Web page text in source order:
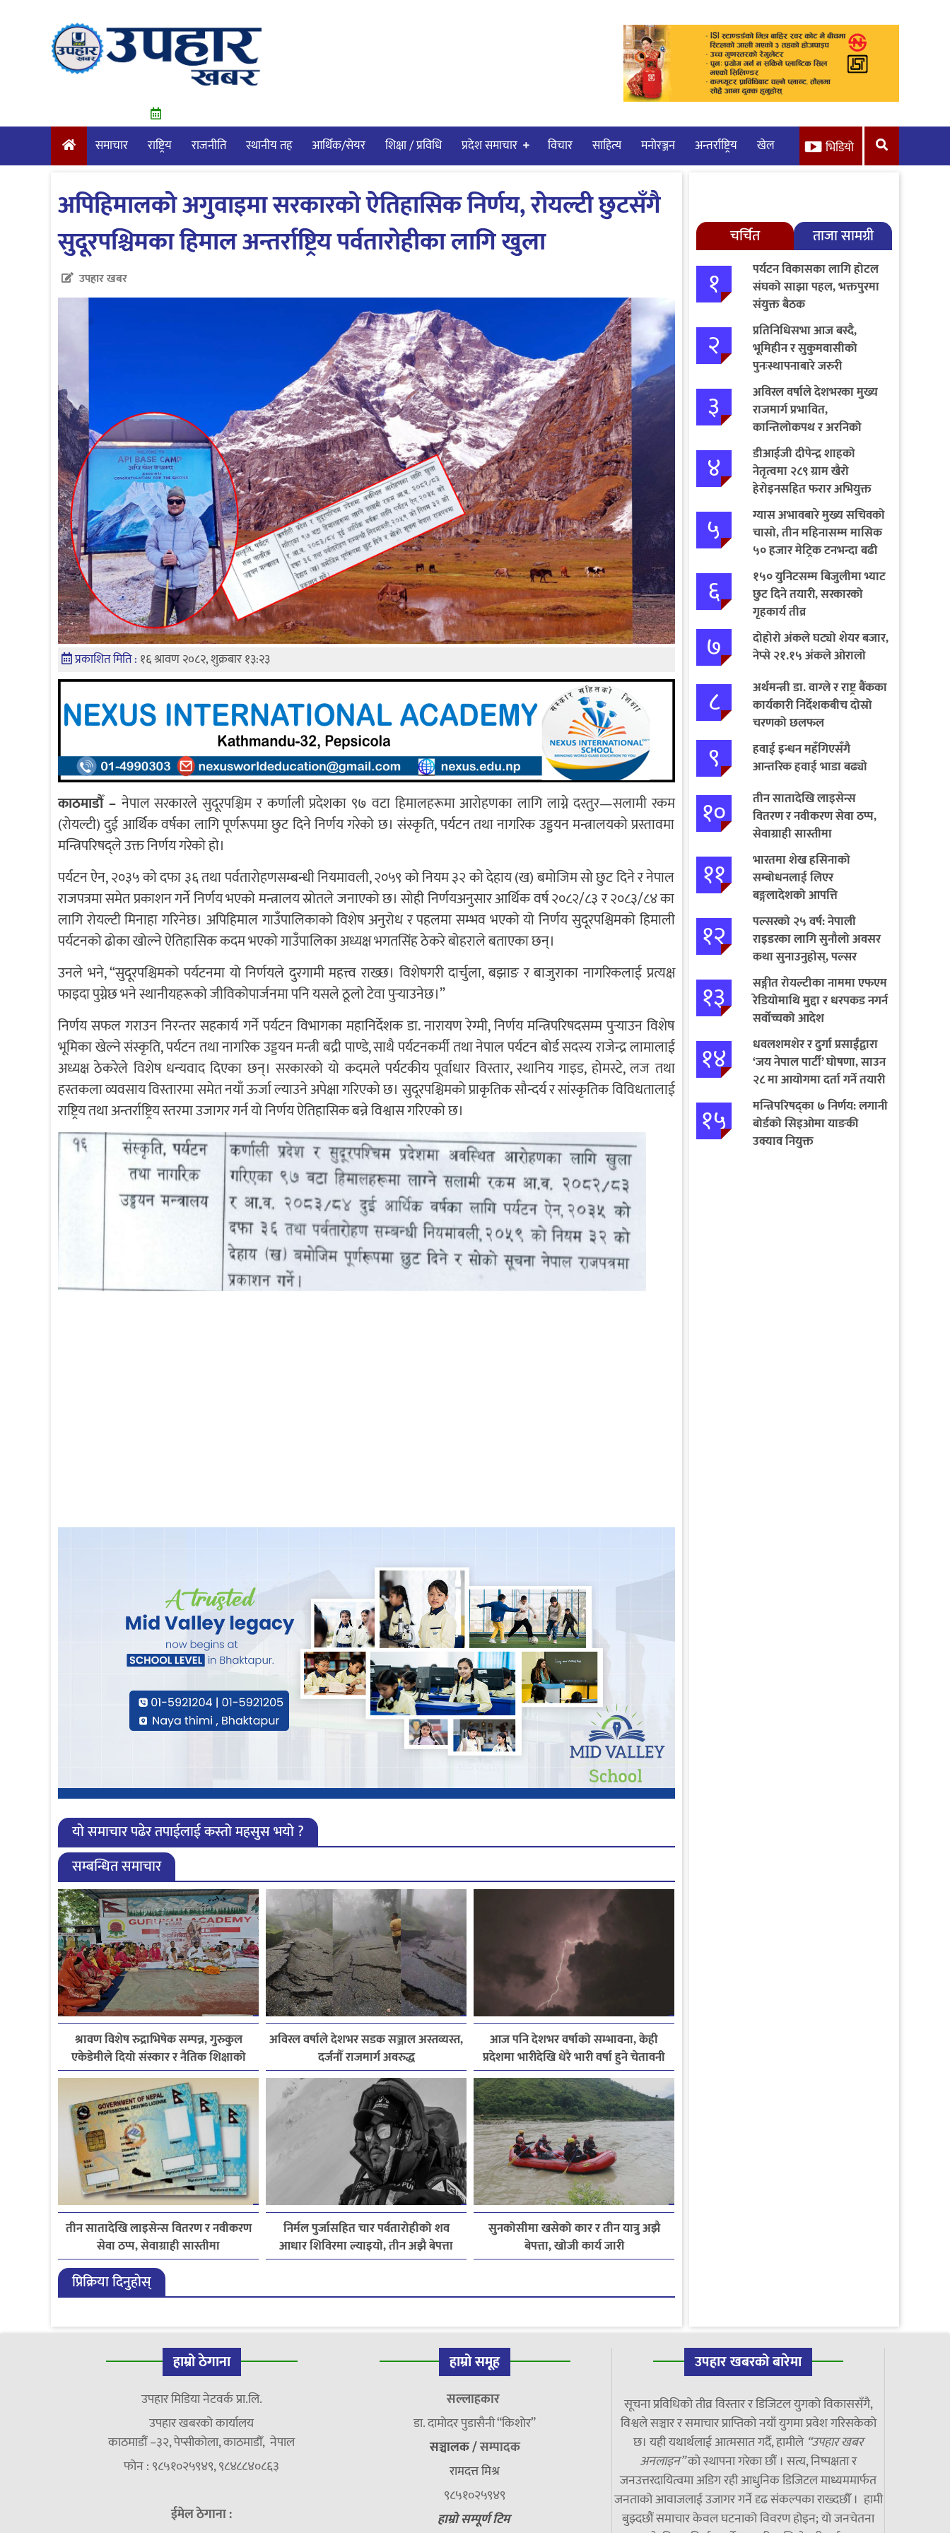
समाचार राष्ट्रिय राजनीति स्थानीय तह आर्थिक/सेयर शिक्षा / प्रविधि प्रदेश समाचार विचार साहित्य मनाेरञ्जन अन्तर्राष्ट्रिय खेल भिडियो
अपिहिमालको अगुवाइमा सरकारको ऐतिहासिक निर्णय, रोयल्टी छुटसँगै
सुदूरपश्चिमका हिमाल अन्तर्राष्ट्रिय पर्वतारोहीका लागि खुला
उपहार खबर
प्रकाशित मिति : १६ श्रावण २०८२, शुक्रबार १३:२३
काठमाडौँ –नेपाल सरकारले सुदूरपश्चिम र कर्णाली प्रदेशका ९७ वटा हिमालहरूमा आरोहणका लागि लाग्ने दस्तुर—सलामी रकम
(रोयल्टी) दुई आर्थिक वर्षका लागि पूर्णरूपमा छुट दिने निर्णय गरेको छ। संस्कृति, पर्यटन तथा नागरिक उड्डयन मन्त्रालयको प्रस्तावमा
मन्त्रिपरिषद्ले उक्त निर्णय गरेको हो।
पर्यटन ऐन, २०३५ को दफा ३६ तथा पर्वतारोहणसम्बन्धी नियमावली, २०५९ को नियम ३२ को देहाय (ख) बमोजिम सो छुट दिने र नेपाल
राजपत्रमा समेत प्रकाशन गर्ने निर्णय भएको मन्त्रालय स्रोतले जनाएको छ। सोही निर्णयअनुसार आर्थिक वर्ष २०८२/८३ र २०८३/८४ का
लागि रोयल्टी मिनाहा गरिनेछ। अपिहिमाल गाउँपालिकाको विशेष अनुरोध र पहलमा सम्भव भएको यो निर्णय सुदूरपश्चिमको हिमाली
पर्यटनको ढोका खोल्ने ऐतिहासिक कदम भएको गाउँपालिका अध्यक्ष भगतसिंह ठेकरे बोहराले बताएका छन्।
उनले भने, “सुदूरपश्चिमको पर्यटनमा यो निर्णयले दुरगामी महत्त्व राख्छ। विशेषगरी दार्चुला, बझाङ र बाजुराका नागरिकलाई प्रत्यक्ष
फाइदा पुग्नेछ भने स्थानीयहरूको जीविकोपार्जनमा पनि यसले ठूलो टेवा पुर्‍याउनेछ।”
निर्णय सफल गराउन निरन्तर सहकार्य गर्ने पर्यटन विभागका महानिर्देशक डा. नारायण रेग्मी, निर्णय मन्त्रिपरिषदसम्म पुर्‍याउन विशेष
भूमिका खेल्ने संस्कृति, पर्यटन तथा नागरिक उड्डयन मन्त्री बद्री पाण्डे, साथै पर्यटनकर्मी तथा नेपाल पर्यटन बोर्ड सदस्य राजेन्द्र लामालाई
अध्यक्ष ठेकरेले विशेष धन्यवाद दिएका छन्। सरकारको यो कदमले पर्यटकीय पूर्वाधार विस्तार, स्थानिय गाइड, होमस्टे, लज तथा
हस्तकला व्यवसाय विस्तारमा समेत नयाँ ऊर्जा ल्याउने अपेक्षा गरिएको छ। सुदूरपश्चिमको प्राकृतिक सौन्दर्य र सांस्कृतिक विविधतालाई
राष्ट्रिय तथा अन्तर्राष्ट्रिय स्तरमा उजागर गर्न यो निर्णय ऐतिहासिक बन्ने विश्वास गरिएको छ।
यो समाचार पढेर तपाईलाई कस्तो महसुस भयो ?
सम्बन्धित समाचार
श्रावण विशेष रुद्राभिषेक सम्पन्न, गुरुकुल
एकेडेमीले दियो संस्कार र नैतिक शिक्षाको
सन्देश
अविरल वर्षाले देशभर सडक सञ्जाल अस्तव्यस्त,
दर्जनौँ राजमार्ग अवरुद्ध
आज पनि देशभर वर्षाको सम्भावना, केही
प्रदेशमा भारीदेखि धेरै भारी वर्षा हुने चेतावनी
तीन सातादेखि लाइसेन्स वितरण र नवीकरण
सेवा ठप्प, सेवाग्राही सास्तीमा
निर्मल पुर्जासहित चार पर्वतारोहीको शव
आधार शिविरमा ल्याइयो, तीन अझै बेपत्ता
सुनकोसीमा खसेको कार र तीन यात्रु अझै
बेपत्ता, खोजी कार्य जारी
प्रिक्रिया दिनुहोस्
चर्चित ताजा सामग्री
१
पर्यटन विकासका लागि होटल
संघको साझा पहल, भक्तपुरमा
संयुक्त बैठक
२
प्रतिनिधिसभा आज बस्दै,
भूमिहीन र सुकुमवासीको
पुनःस्थापनाबारे जरुरी
प्रस्तावमाथि छलफल हुने
३
अविरल वर्षाले देशभरका मुख्य
राजमार्ग प्रभावित,
कान्तिलोकपथ र अरनिको
राजमार्ग पूर्ण अवरुद्ध
४
डीआईजी दीपेन्द्र शाहको
नेतृत्वमा २८९ ग्राम खैरो
हेरोइनसहित फरार अभियुक्त
पक्राउ
५
ग्यास अभावबारे मुख्य सचिवको
चासो, तीन महिनासम्म मासिक
५० हजार मेट्रिक टनभन्दा बढी
आयात गर्ने निर्णय
६
१५० युनिटसम्म बिजुलीमा भ्याट
छुट दिने तयारी, सरकारको
गृहकार्य तीव्र
७
दोहोरो अंकले घट्यो शेयर बजार,
नेप्से २१.१५ अंकले ओरालो
८
अर्थमन्त्री डा. वाग्ले र राष्ट्र बैंकका
कार्यकारी निर्देशकबीच दोस्रो
चरणको छलफल
९
हवाई इन्धन महँगिएसँगै
आन्तरिक हवाई भाडा बढ्यो
१०
तीन सातादेखि लाइसेन्स
वितरण र नवीकरण सेवा ठप्प,
सेवाग्राही सास्तीमा
११
भारतमा शेख हसिनाको
सम्बोधनलाई लिएर
बङ्गलादेशको आपत्ति
१२
पल्सरको २५ वर्ष: नेपाली
राइडरका लागि सुनौलो अवसर
कथा सुनाउनुहोस्, पल्सर
जित्नुहोस्
१३
सङ्गीत रोयल्टीका नाममा एफएम
रेडियोमाथि मुद्दा र धरपकड नगर्न
सर्वोच्चको आदेश
१४
धवलशमशेर र दुर्गा प्रसाईंद्वारा
‘जय नेपाल पार्टी’ घोषणा, साउन
२८ मा आयोगमा दर्ता गर्ने तयारी
१५
मन्त्रिपरिषद्का ७ निर्णय: लगानी
बोर्डको सिइओमा याङकी
उक्याव नियुक्त
हाम्रो ठेगाना
उपहार मिडिया नेटवर्क प्रा.लि.
उपहार खबरको कार्यालय
काठमाडौं –३२, पेप्सीकोला, काठमाडौँ, नेपाल
फोन : ९८५१०२५९४९, ९८४८८४०८६३
ईमेल ठेगाना :
हाम्रो समूह
सल्लाहकार
डा. दामाेदर पुडासैनी “किशाेर”
सञ्चालक /सम्पादक
रामदत्त मिश्र
९८५१०२५९४९
हाम्रो सम्पूर्ण टिम
उपहार खबरको बारेमा
सूचना प्रविधिको तीव्र विस्तार र डिजिटल युगको विकाससँगै,
विश्वले सञ्चार र समाचार प्राप्तिको नयाँ युगमा प्रवेश गरिसकेको
छ। यही यथार्थलाई आत्मसात गर्दै, हामीले “उपहार खबर
अनलाइन”को स्थापना गरेका छौं । सत्य, निष्पक्षता र
जनउत्तरदायित्वमा अडिग रही आधुनिक डिजिटल माध्यममार्फत
जनताको आवाजलाई उजागर गर्ने दृढ संकल्पका राख्दछौँ । हामी
बुझ्दछौं समाचार केवल घटनाको विवरण होइन; यो जनचेतना